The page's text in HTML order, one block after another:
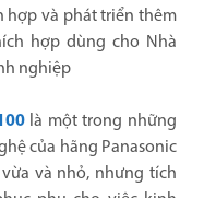
hợp và phát triển thêm
hợp dùng cho Nhà
nghiệp
là một trong những
của hãng Panasonic
và nhỏ, nhưng tích